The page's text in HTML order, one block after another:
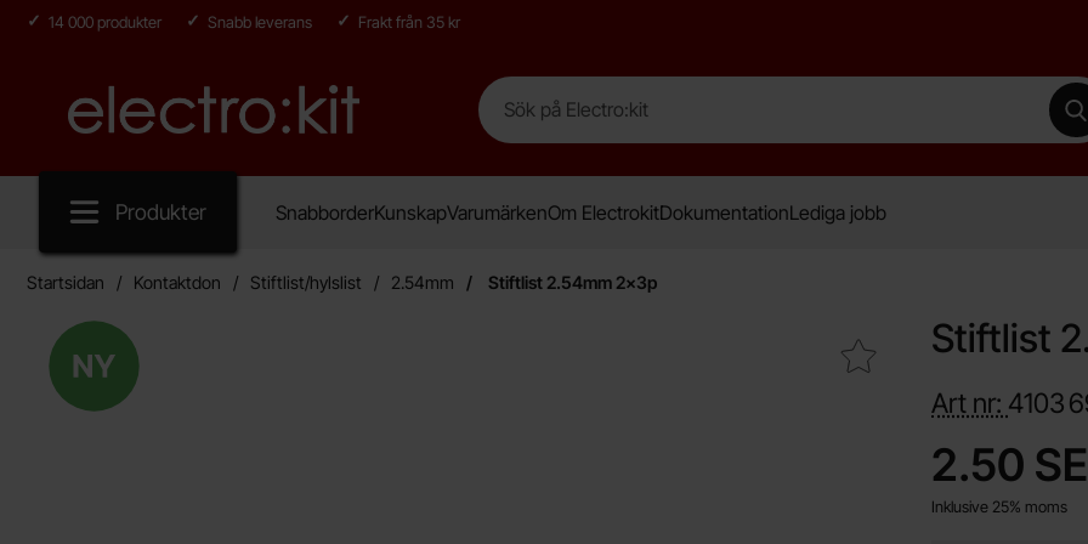
14 000 produkter Snabb leverans Frakt från 35 kr
Startsidan för Electro:kit
Sök
Sök på Electro:kit
Produkter SnabborderKunskapVarumärkenOm ElectrokitDokumentationLediga jobb
Startsidan Kontaktdon Stiftlist/hylslist 2.54mm Stiftlist 2.54mm 2x3p
Makera stiftlist 2.54mm 2x3p som favorit
Ny Stiftlist
Art nr: 4103
pris
2.50
Inklusive 25% moms